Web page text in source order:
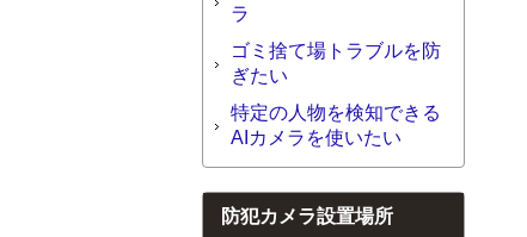
ラ
ゴミ捨て場トラブルを防
ぎたい
特定の人物を検知できる
AIカメラを使いたい
防犯カメラ設置場所